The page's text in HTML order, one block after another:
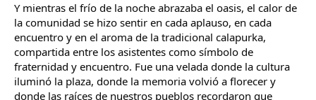
Y mientras el frío de la noche abrazaba el oasis, el calor de
la comunidad se hizo sentir en cada aplauso, en cada
encuentro y en el aroma de la tradicional calapurka,
compartida entre los asistentes como símbolo de
fraternidad y encuentro. Fue una velada donde la cultura
iluminó la plaza, donde la memoria volvió a florecer y
donde las raíces de nuestros pueblos recordaron que